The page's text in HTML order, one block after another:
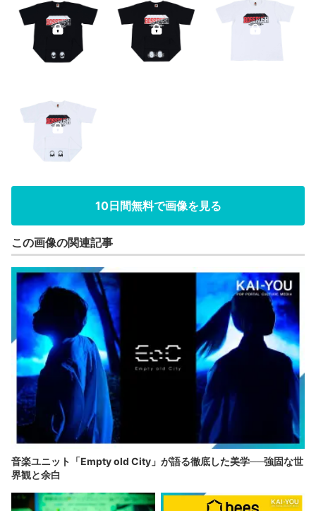
10日間無料で画像を見る
この画像の関連記事
音楽ユニット「Empty old City」が語る徹底した美学──強固な世
界観と余白